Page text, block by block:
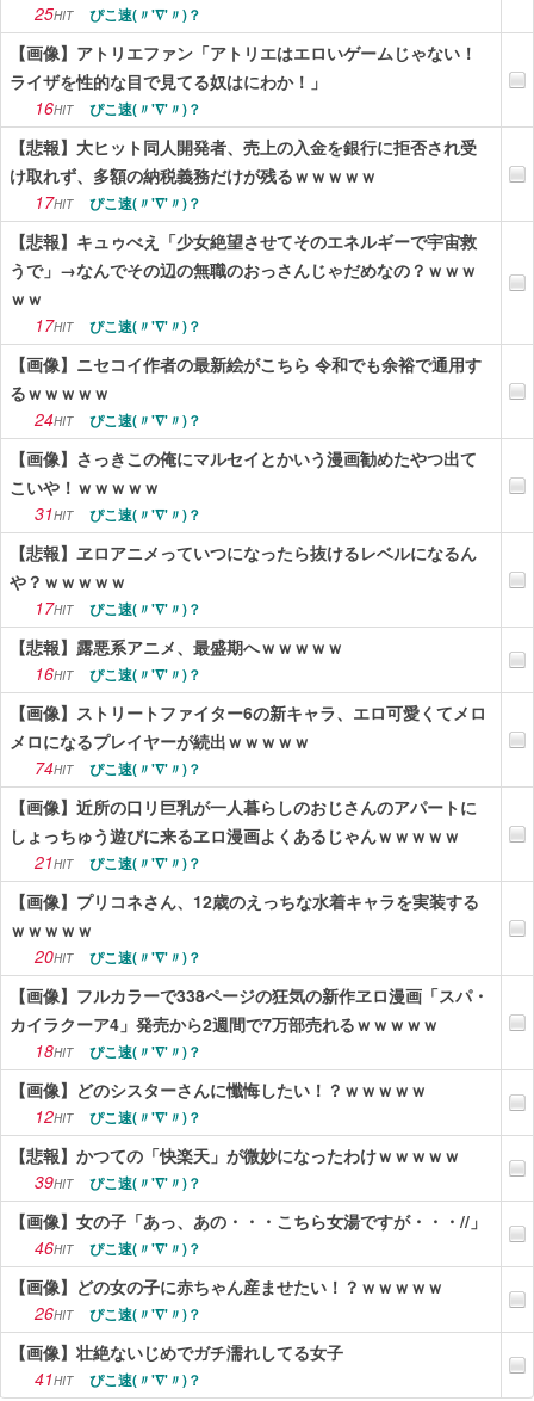
25HIT ぴこ速(〃'∇'〃)？
【画像】アトリエファン「アトリエはエロいゲームじゃない！
ライザを性的な目で見てる奴はにわか！」
16HIT ぴこ速(〃'∇'〃)？
【悲報】大ヒット同人開発者、売上の入金を銀行に拒否され受
け取れず、多額の納税義務だけが残るｗｗｗｗｗ
17HIT ぴこ速(〃'∇'〃)？
【悲報】キュゥべえ「少女絶望させてそのエネルギーで宇宙救
うで」→なんでその辺の無職のおっさんじゃだめなの？ｗｗｗ
ｗｗ
17HIT ぴこ速(〃'∇'〃)？
【画像】ニセコイ作者の最新絵がこちら 令和でも余裕で通用す
るｗｗｗｗｗ
24HIT ぴこ速(〃'∇'〃)？
【画像】さっきこの俺にマルセイとかいう漫画勧めたやつ出て
こいや！ｗｗｗｗｗ
31HIT ぴこ速(〃'∇'〃)？
【悲報】ヱロアニメっていつになったら抜けるレベルになるん
や？ｗｗｗｗｗ
17HIT ぴこ速(〃'∇'〃)？
【悲報】露悪系アニメ、最盛期へｗｗｗｗｗ
16HIT ぴこ速(〃'∇'〃)？
【画像】ストリートファイター6の新キャラ、エロ可愛くてメロ
メロになるプレイヤーが続出ｗｗｗｗｗ
74HIT ぴこ速(〃'∇'〃)？
【画像】近所の口リ巨乳が一人暮らしのおじさんのアパートに
しょっちゅう遊びに来るヱロ漫画よくあるじゃんｗｗｗｗｗ
21HIT ぴこ速(〃'∇'〃)？
【画像】プリコネさん、12歳のえっちな水着キャラを実装する
ｗｗｗｗｗ
20HIT ぴこ速(〃'∇'〃)？
【画像】フルカラーで338ページの狂気の新作ヱロ漫画「スパ・
カイラクーア4」発売から2週間で7万部売れるｗｗｗｗｗ
18HIT ぴこ速(〃'∇'〃)？
【画像】どのシスターさんに懺悔したい！？ｗｗｗｗｗ
12HIT ぴこ速(〃'∇'〃)？
【悲報】かつての「快楽天」が微妙になったわけｗｗｗｗｗ
39HIT ぴこ速(〃'∇'〃)？
【画像】女の子「あっ、あの・・・こちら女湯ですが・・・//」
46HIT ぴこ速(〃'∇'〃)？
【画像】どの女の子に赤ちゃん産ませたい！？ｗｗｗｗｗ
26HIT ぴこ速(〃'∇'〃)？
【画像】壮絶ないじめでガチ濡れしてる女子
41HIT ぴこ速(〃'∇'〃)？